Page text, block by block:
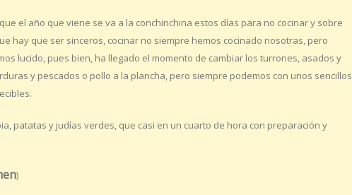
el año que viene se va a la conchinchina estos días para no cocinar y sobre
hay que ser sinceros, cocinar no siempre hemos cocinado nosotras, pero
lucido, pues bien, ha llegado el momento de cambiar los turrones, asados y
y pescados o pollo a la plancha, pero siempre podemos con unos sencillos
patatas y judías verdes, que casi en un cuarto de hora con preparación y
)